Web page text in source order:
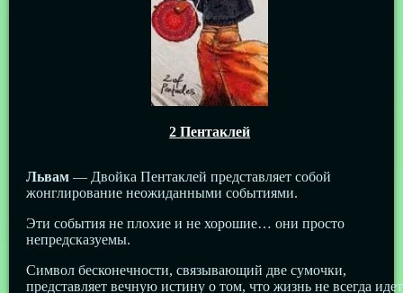
2 Пентаклей
Львам— Двойка Пентаклей представляет собой
жонглирование неожиданными событиями.
Эти события не плохие и не хорошие… они просто
непредсказуемы.
Символ бесконечности, связывающий две сумочки,
представляет вечную истину о том, что жизнь не всегда идет